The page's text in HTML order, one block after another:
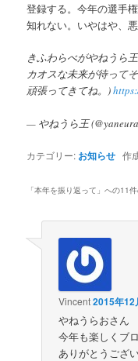
登録する。今年の選手
知れない。いやはや、悪
きふわらべがやねうら
カオスな未来が待って
頑張ってきてね。)
— やねうら王
カテゴリー: お知らせ 作
「本年を振り返って 」への11
Vincent2015年12
やねうらおさん
今年も楽しくブ
ありがとうござい